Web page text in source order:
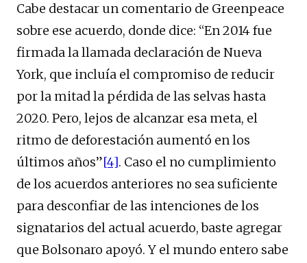
Cabe destacar un comentario de Greenpeace
sobre ese acuerdo, donde dice: “En 2014 fue
firmada la llamada declaración de Nueva
York, que incluía el compromiso de reducir
por la mitad la pérdida de las selvas hasta
2020. Pero, lejos de alcanzar esa meta, el
ritmo de deforestación aumentó en los
últimos años”[4]. Caso el no cumplimiento
de los acuerdos anteriores no sea suficiente
para desconfiar de las intenciones de los
signatarios del actual acuerdo, baste agregar
que Bolsonaro apoyó. Y el mundo entero sabe